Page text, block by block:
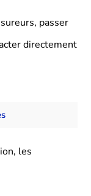
passer
directement
les